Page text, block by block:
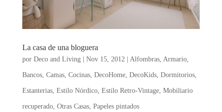
La casa de una bloguera
por Deco and Living| Nov 15, 2012| Alfombras, Armario,
Bancos, Camas, Cocinas, DecoHome, DecoKids, Dormitorios,
Estanterias, Estilo Nórdico, Estilo Retro-Vintage, Mobiliario
recuperado, Otras Casas, Papeles pintados